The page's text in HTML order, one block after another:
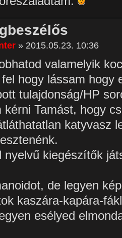
» 2015.05.23. 10:36
valamelyik
hogy lássam hogy
tulajdonság/HP
kérni Tamást, hogy
katyvasz
nyelvű kiegészítők
de legyen
kaszára-kapára-
esélyed